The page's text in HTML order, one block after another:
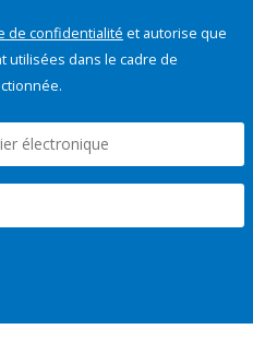
de confidentialité et autorise que
dans le cadre de